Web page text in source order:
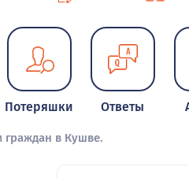
Потеряшки Ответы
граждан в Кушве.